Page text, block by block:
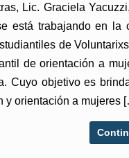
Lic. Graciela
está trabajando en la
de
de orientación a
Cuyo objetivo es
y orientación a mujeres